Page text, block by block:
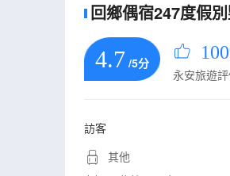
回鄉偶宿247度假
4.7 /5分
永安旅遊
訪客
其他